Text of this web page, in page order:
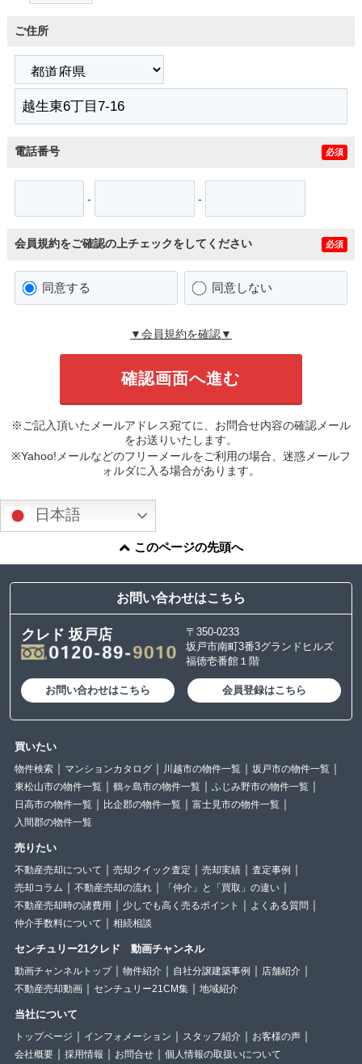
ご住所
電話番号 必須
- -
会員規約をご確認の上チェックをしてください 必須
同意する 同意しない
▼会員規約を確認▼
※ご記入頂いたメールアドレス宛てに、お問合せ内容の確認メール
をお送りいたします。
※Yahoo!メールなどのフリーメールをご利用の場合、迷惑メールフ
ォルダに入る場合があります。
日本語
このページの先頭へ
お問い合わせはこちら
クレド 坂戸店
〒350-0233
坂戸市南町3番3グランドヒルズ
福徳壱番館１階
お問い合わせはこちら 会員登録はこちら
買いたい
物件検索 マンションカタログ 川越市の物件一覧
坂戸市の物件一覧
東松山市の物件一覧
鶴ヶ島市の物件一覧
ふじみ野市の物件一覧
日高市の物件一覧
比企郡の物件一覧
富士見市の物件一覧
入間郡の物件一覧
売りたい
不動産売却について 売却クイック査定 売却実績
査定事例
売却コラム
不動産売却の流れ
「仲介」と「買取」の違い
不動産売却時の諸費用
少しでも高く売るポイント
よくある質問
仲介手数料について
相続相談
センチュリー21クレド 動画チャンネル
動画チャンネルトップ 物件紹介 自社分譲建築事例
店舗紹介
不動産売却動画
センチュリー21CM集 地域紹介
当社について
トップページ インフォメーション スタッフ紹介
お客様の声
会社概要
採用情報 お問合せ 個人情報の取扱いについて